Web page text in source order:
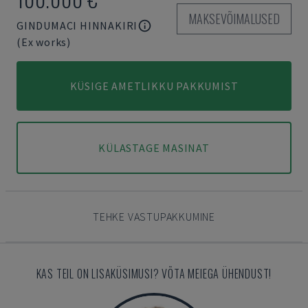
GINDUMACI HINNAKIRI
(Ex works)
MAKSEVÕIMALUSED
KÜSIGE AMETLIKKU PAKKUMIST
KÜLASTAGE MASINAT
TEHKE VASTUPAKKUMINE
KAS TEIL ON LISAKÜSIMUSI? VÕTA MEIEGA ÜHENDUST!